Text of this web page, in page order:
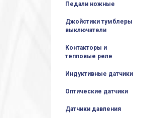
Педали ножные
Джойстики тумблеры
выключатели
Контакторы и
тепловые реле
Индуктивные датчики
Оптические датчики
Датчики давления